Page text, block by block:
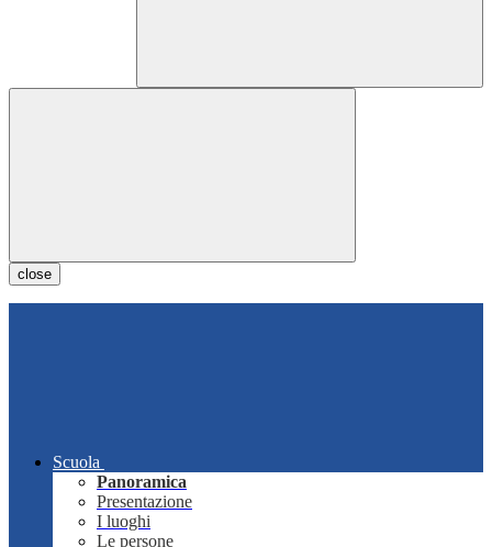
close
Scuola
Panoramica
Presentazione
I luoghi
Le persone